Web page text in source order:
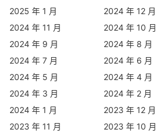
2025 年 1 月
2024 年 12 月
2024 年 11 月
2024 年 10 月
2024 年 9 月
2024 年 8 月
2024 年 7 月
2024 年 6 月
2024 年 5 月
2024 年 4 月
2024 年 3 月
2024 年 2 月
2024 年 1 月
2023 年 12 月
2023 年 11 月
2023 年 10 月